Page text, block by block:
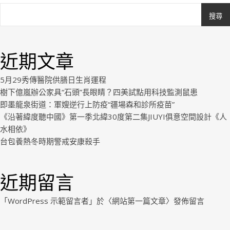
搜尋
近期文章
5月29秀傳醫院供膳日生肖運程
樹下億嵐辦公家具“石頭”長眼睛？四美試點用科技監測鼠患
即墨龍泉街道：軍嫂逆行上防疫“疆場森和診所疫苗”
《沿著緯度聽中國》第一季北緯30度第二集JIUYI俱意空間設計《人
水相依》
台包養熱冬時期警戒安康殺手
近期留言
「WordPress 示範留言者 」於〈網站第一篇文章〉發佈留言
Royal.